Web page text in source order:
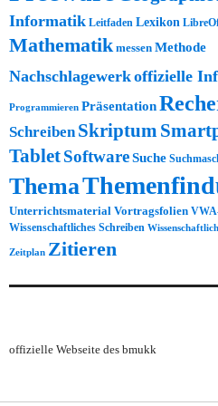
Informatik Leitfaden Lexikon
Mathematik messen Methode
Nachschlagewerkoffizielle
Programmieren Präsentation
Schreiben Skriptum
TabletSoftwareSuche
Thema
Unterrichtsmaterial Vortragsfolien
Wissenschaftliches Schreiben
Zeitplan Zitieren
offizielle Webseite des bmukk